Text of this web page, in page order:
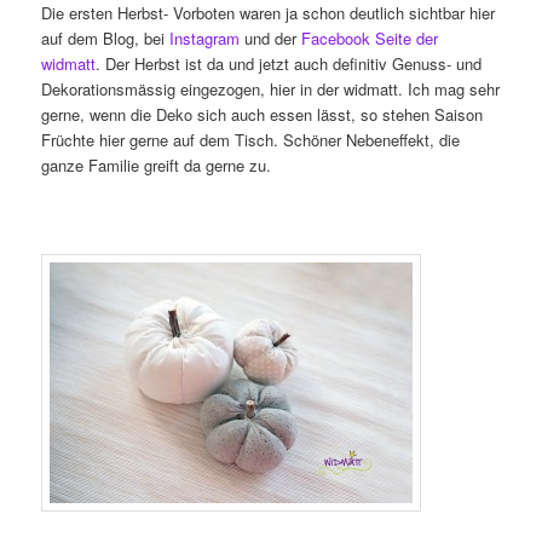
Die ersten Herbst- Vorboten waren ja schon deutlich sichtbar hier
auf dem Blog, bei Instagram und der Facebook Seite der
widmatt. Der Herbst ist da und jetzt auch definitiv Genuss- und
Dekorationsmässig eingezogen, hier in der widmatt. Ich mag sehr
gerne, wenn die Deko sich auch essen lässt, so stehen Saison
Früchte hier gerne auf dem Tisch. Schöner Nebeneffekt, die
ganze Familie greift da gerne zu.